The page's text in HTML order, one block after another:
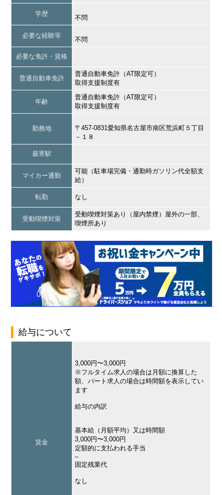
学歴
不問
必要な経験等
不問
必要な免許・資格
普通自動車免許
普通自動車免許（AT限定可）
取得支援制度有
年齢
普通自動車免許（AT限定可）
取得支援制度有
勤務地
〒457-0831愛知県名古屋市南区荒浜町５丁目
－１８
最寄駅
マイカー通勤
可能（駐車場完備・通勤時ガソリン代全額支
給）
転勤 なし
受動喫煙対策
受動喫煙対策あり（屋内禁煙）屋外の一部、
喫煙所あり
給与について
賃金
3,000円〜3,000円
※フルタイム求人の場合は月額に換算した
額、パート求人の場合は時間額を表示してい
ます
給与の内訳
基本給（月額平均）又は時間額
3,000円〜3,000円
定額的に支払われる手当
–
固定残業代
なし